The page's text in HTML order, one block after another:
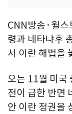
CNN방송·월
령과 네타냐후
서 이란 해법을
오는 11월 미국
전이 급한 반면
안 이란 정권을